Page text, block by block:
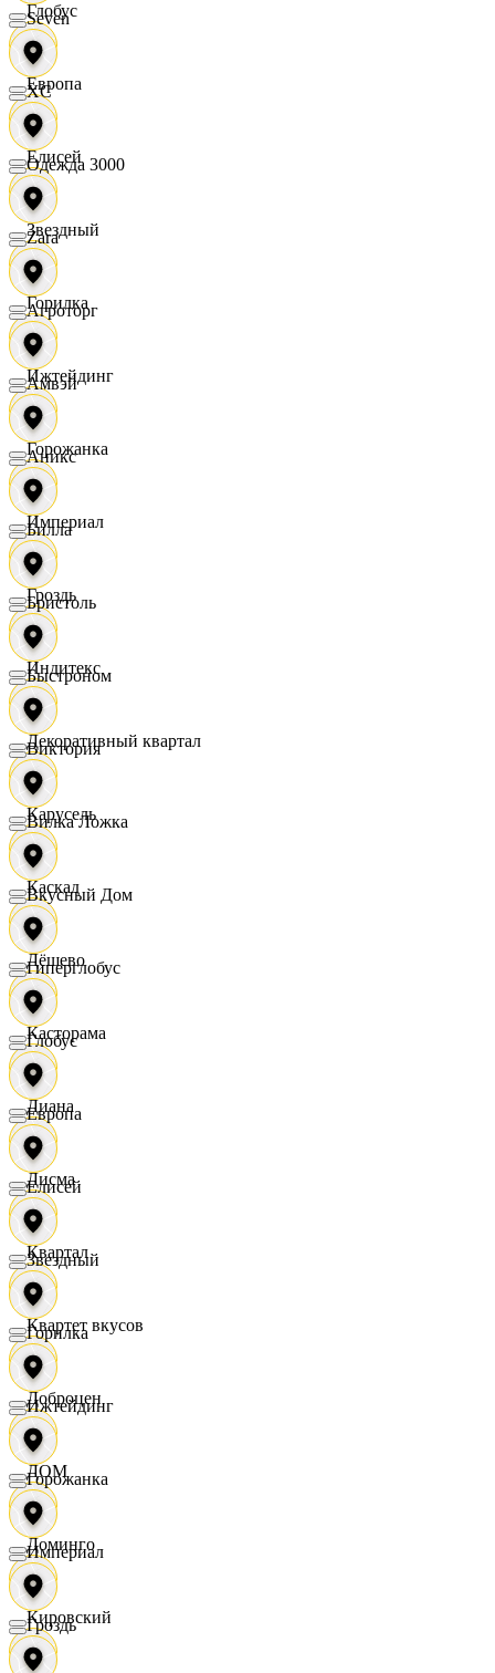
Глобус
Европа
Елисей
Звездный
Горилка
Ижтейдинг
Горожанка
Империал
Гроздь
Индитекс
Декоративный квартал
Карусель
Каскад
Дёшево
Касторама
Диана
Дисма
Квартал
Квартет вкусов
Доброцен
ДОМ
Доминго
Кировский
Seven
XC
Одежда 3000
Zara
Агроторг
Амвэй
Аникс
Билла
Бристоль
Быстроном
Виктория
Вилка Ложка
Вкусный Дом
Гиперглобус
Глобус
Европа
Елисей
Звездный
Горилка
Ижтейдинг
Горожанка
Империал
Гроздь